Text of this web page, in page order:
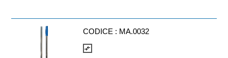
CODICE : MA.0032
compare_arrows